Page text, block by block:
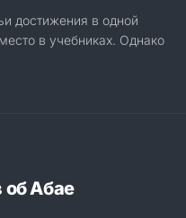
достижения в одной
в учебниках. Однако
об Абае